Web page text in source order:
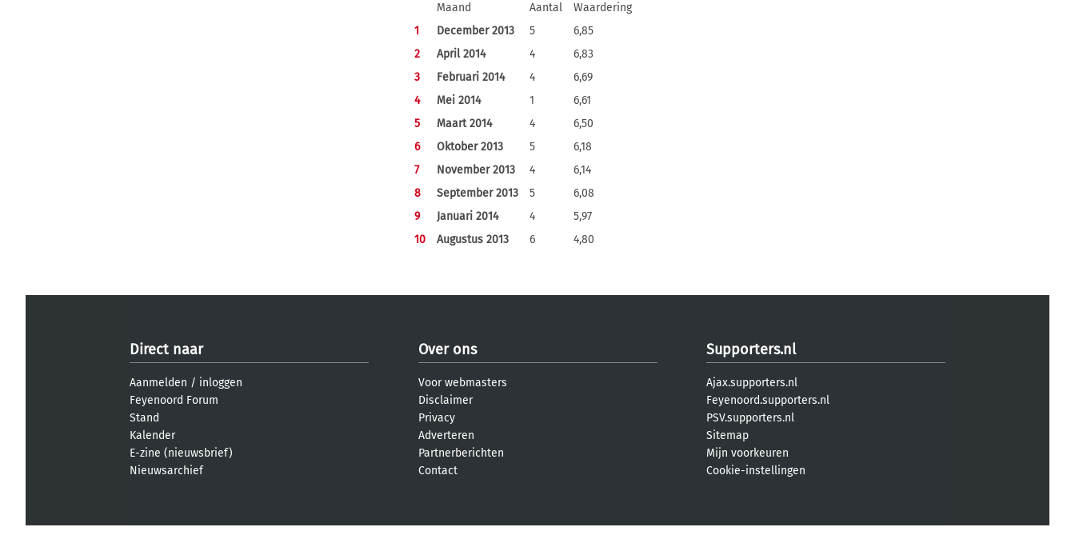
Maand Aantal
Waardering
1
December 2013 5
6,85
2
April 2014 4
6,83
3
Februari 2014 4
6,69
4
Mei 2014 1
6,61
5
Maart 2014 4
6,50
6
Oktober 2013 5
6,18
7
November 2013 4
6,14
8
September 2013 5
6,08
9
Januari 2014 4
5,97
10
Augustus 2013 6 4,80
Direct naar
Aanmelden / inloggen
Feyenoord Forum
Stand
Kalender
E-zine (nieuwsbrief)
Nieuwsarchief
Over ons
Voor webmasters
Disclaimer
Privacy
Adverteren
Partnerberichten
Contact
Supporters.nl
Ajax.supporters.nl
Feyenoord.supporters.nl
PSV.supporters.nl
Sitemap
Mijn voorkeuren
Cookie-instellingen